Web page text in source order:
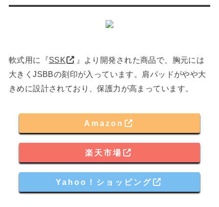
軟式用に『SSK
』より開発された商品で、胸元には
大きくJSBBの刻印が入っています。肩パッドがやや大
きめに設計されており、保護力が高まっています。
Amazon
楽天市場
Yahoo！ショッピング